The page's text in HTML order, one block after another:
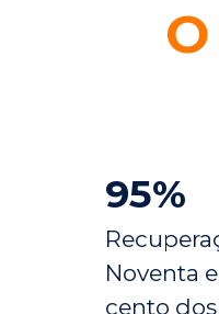
95%
Noventa
cento dos